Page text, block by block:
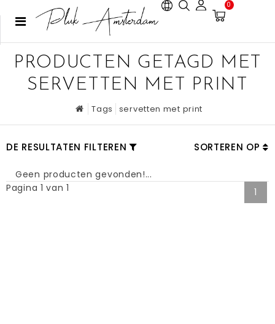
0
PRODUCTEN GETAGD MET
SERVETTEN MET PRINT
Tags servetten met print
DE RESULTATEN FILTEREN SORTEREN OP
Geen producten gevonden!...
Pagina 1 van 1
1